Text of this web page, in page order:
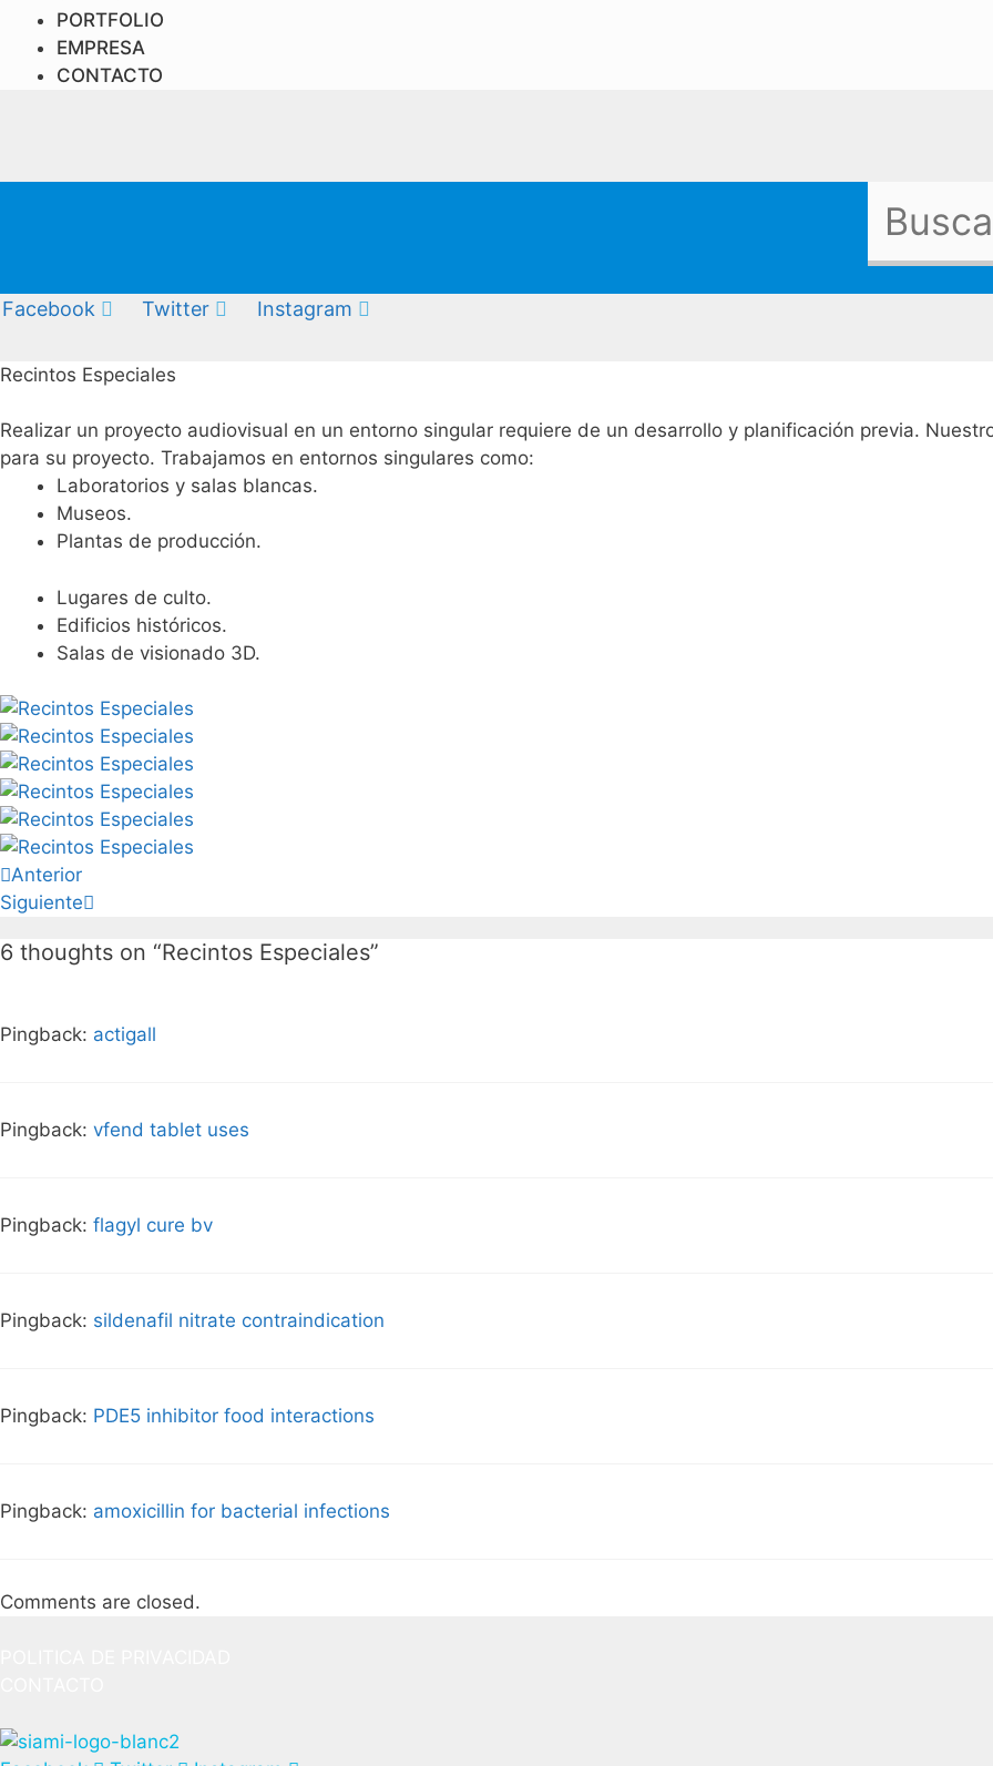
PORTFOLIO
EMPRESA
CONTACTO
Facebook Twitter Instagram
Recintos Especiales
Realizar un proyecto audiovisual en un entorno singular requiere de un desarrollo y planificación previa.
para su proyecto. Trabajamos en entornos singulares como:
Laboratorios y salas blancas.
Museos.
Plantas de producción.
Lugares de culto.
Edificios históricos.
Salas de visionado 3D.
Anterior
Siguiente
6 thoughts on “Recintos Especiales”
Pingback: actigall
Pingback: vfend tablet uses
Pingback: flagyl cure bv
Pingback: sildenafil nitrate contraindication
Pingback: PDE5 inhibitor food interactions
Pingback: amoxicillin for bacterial infections
Comments are closed.